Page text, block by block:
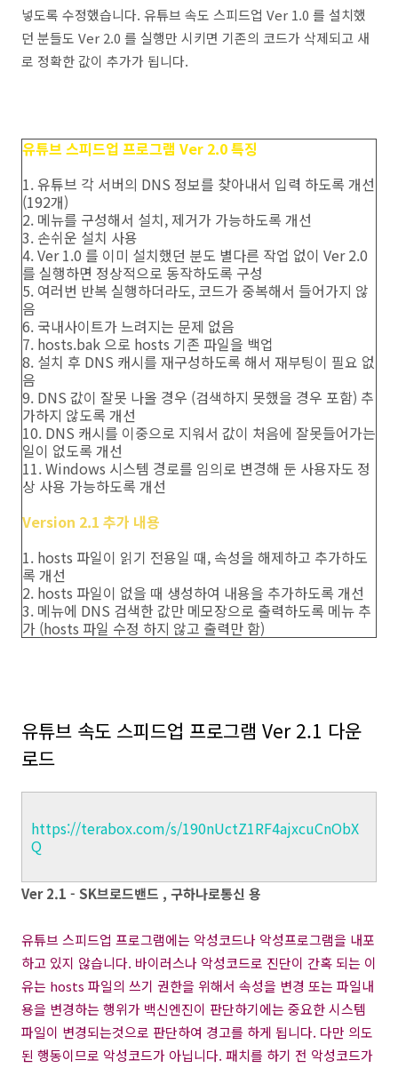
넣도록 수정했습니다. 유튜브 속도 스피드업 Ver 1.0 를 설치했
던 분들도 Ver 2.0 를 실행만 시키면 기존의 코드가 삭제되고 새
로 정확한 값이 추가가 됩니다.
유튜브 스피드업 프로그램 Ver 2.0 특징
1. 유튜브 각 서버의 DNS 정보를 찾아내서 입력 하도록 개선
(192개)
2. 메뉴를 구성해서 설치, 제거가 가능하도록 개선
3. 손쉬운 설치 사용
4. Ver 1.0 를 이미 설치했던 분도 별다른 작업 없이 Ver 2.0
를 실행하면 정상적으로 동작하도록 구성
5. 여러번 반복 실행하더라도, 코드가 중복해서 들어가지 않
음
6. 국내사이트가 느려지는 문제 없음
7. hosts.bak 으로 hosts 기존 파일을 백업
8. 설치 후 DNS 캐시를 재구성하도록 해서 재부팅이 필요 없
음
9. DNS 값이 잘못 나올 경우 (검색하지 못했을 경우 포함) 추
가하지 않도록 개선
10. DNS 캐시를 이중으로 지워서 값이 처음에 잘못들어가는
일이 없도록 개선
11. Windows 시스템 경로를 임의로 변경해 둔 사용자도 정
상 사용 가능하도록 개선
Version 2.1 추가 내용
1. hosts 파일이 읽기 전용일 때, 속성을 해제하고 추가하도
록 개선
2. hosts 파일이 없을 때 생성하여 내용을 추가하도록 개선
3. 메뉴에 DNS 검색한 값만 메모장으로 출력하도록 메뉴 추
가 (hosts 파일 수정 하지 않고 출력만 함)
유튜브 속도 스피드업 프로그램 Ver 2.1 다운
로드
https://terabox.com/s/190nUctZ1RF4ajxcuCnObX
Q
Ver 2.1 - SK브로드밴드 , 구하나로통신 용
유튜브 스피드업 프로그램에는 악성코드나 악성프로그램을 내포
하고 있지 않습니다. 바이러스나 악성코드로 진단이 간혹 되는 이
유는 hosts 파일의 쓰기 권한을 위해서 속성을 변경 또는 파일내
용을 변경하는 행위가 백신엔진이 판단하기에는 중요한 시스템
파일이 변경되는것으로 판단하여 경고를 하게 됩니다. 다만 의도
된 행동이므로 악성코드가 아닙니다. 패치를 하기 전 악성코드가